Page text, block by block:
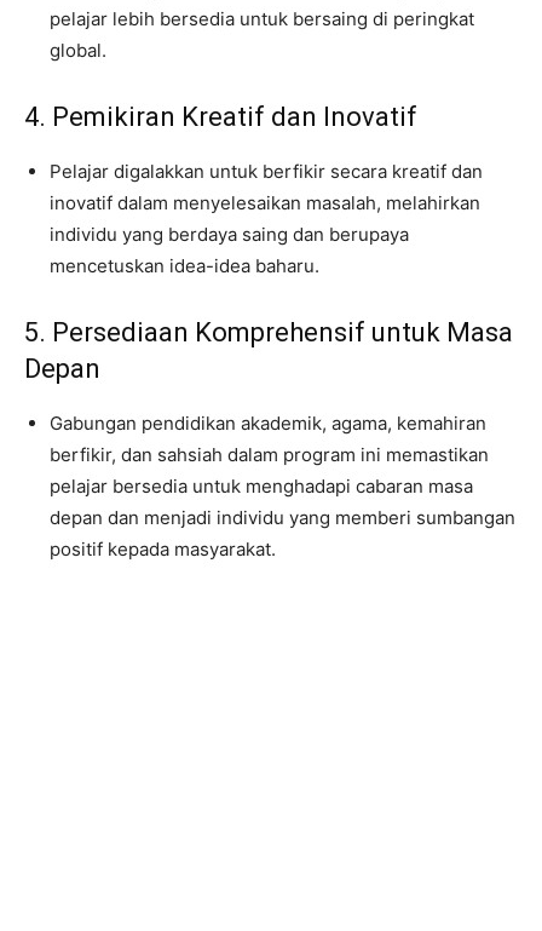
pelajar lebih bersedia untuk bersaing di peringkat
global.
4. Pemikiran Kreatif dan Inovatif
Pelajar digalakkan untuk berfikir secara kreatif dan
inovatif dalam menyelesaikan masalah, melahirkan
individu yang berdaya saing dan berupaya
mencetuskan idea-idea baharu.
5. Persediaan Komprehensif untuk Masa
Depan
Gabungan pendidikan akademik, agama, kemahiran
berfikir, dan sahsiah dalam program ini memastikan
pelajar bersedia untuk menghadapi cabaran masa
depan dan menjadi individu yang memberi sumbangan
positif kepada masyarakat.